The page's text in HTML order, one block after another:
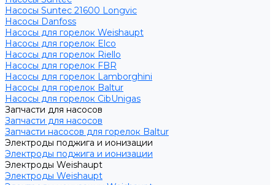
Насосы Suntec 21600 Longvic
Насосы Danfoss
Насосы для горелок Weishaupt
Насосы для горелок Elco
Насосы для горелок Riello
Насосы для горелок FBR
Насосы для горелок Lamborghini
Насосы для горелок Baltur
Насосы для горелок CibUnigas
Запчасти для насосов
Запчасти для насосов
Запчасти насосов для горелок Baltur
Электроды поджига и ионизации
Электроды поджига и ионизации
Электроды Weishaupt
Электроды Weishaupt